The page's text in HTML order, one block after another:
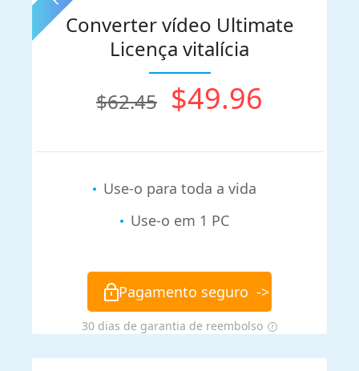
Converter vídeo Ultimate
Licença vitalícia
$62.45 $49.96
Use-o para toda a vida
Use-o em 1 PC
Pagamento seguro ->
30 dias de garantia de reembolso